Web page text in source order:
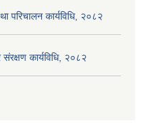
परिचालन कार्यविधि, २०८२
कार्यविधि, २०८२